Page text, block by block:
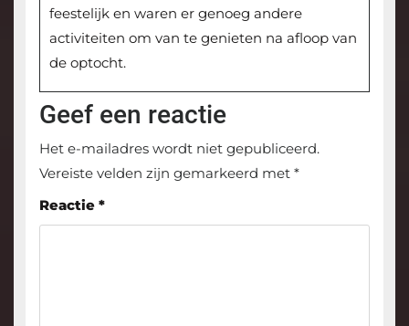
feestelijk en waren er genoeg andere
activiteiten om van te genieten na afloop van
de optocht.
Geef een reactie
Het e-mailadres wordt niet gepubliceerd.
Vereiste velden zijn gemarkeerd met *
Reactie *